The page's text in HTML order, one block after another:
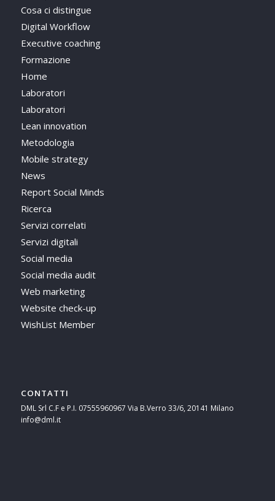
Cosa ci distingue
Digital Workflow
Executive coaching
Formazione
Home
Laboratori
Laboratori
Lean innovation
Metodologia
Mobile strategy
News
Report Social Minds
Ricerca
Servizi correlati
Servizi digitali
Social media
Social media audit
Web marketing
Website check-up
WishList Member
CONTATTI
DML Srl C.F e P.I. 07555960967 Via B.Verro 33/6, 20141 Milano
info@dml.it